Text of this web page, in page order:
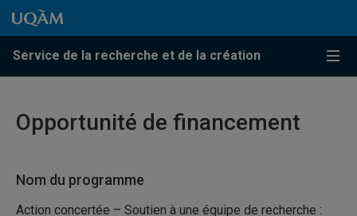
Passer au contenu
Accéder au menu principal
Accéder à la recherche
Passer au contenu
Accéder au menu principal
Service de la recherche et de la création
Menu
Opportunité de financement
Nom du programme
Action concertée – Soutien à une équipe de recherche :